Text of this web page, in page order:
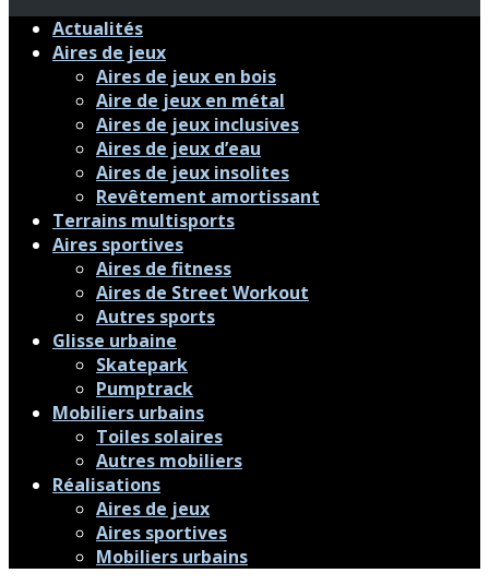
Actualités
Aires de jeux
Aires de jeux en bois
Aire de jeux en métal
Aires de jeux inclusives
Aires de jeux d’eau
Aires de jeux insolites
Revêtement amortissant
Terrains multisports
Aires sportives
Aires de fitness
Aires de Street Workout
Autres sports
Glisse urbaine
Skatepark
Pumptrack
Mobiliers urbains
Toiles solaires
Autres mobiliers
Réalisations
Aires de jeux
Aires sportives
Mobiliers urbains